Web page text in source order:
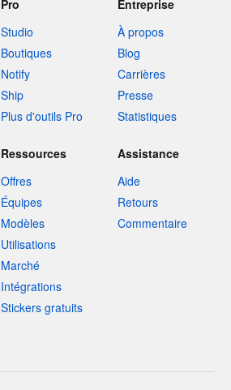
Pro
Studio
Boutiques
Notify
Ship
Plus d'outils Pro
Entreprise
À propos
Blog
Carrières
Presse
Statistiques
Ressources
Offres
Équipes
Modèles
Utilisations
Marché
Intégrations
Stickers gratuits
Assistance
Aide
Retours
Commentaire